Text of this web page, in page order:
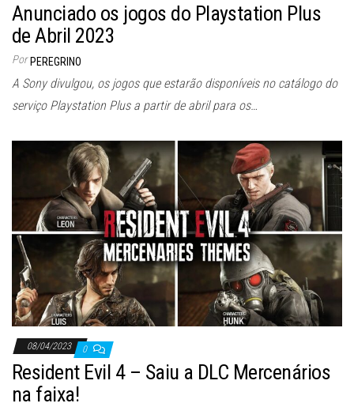
Anunciado os jogos do Playstation Plus
de Abril 2023
Por PEREGRINO
A Sony divulgou, os jogos que estarão disponíveis no catálogo do
serviço Playstation Plus a partir de abril para os…
08/04/2023 0
Resident Evil 4 – Saiu a DLC Mercenários
na faixa!